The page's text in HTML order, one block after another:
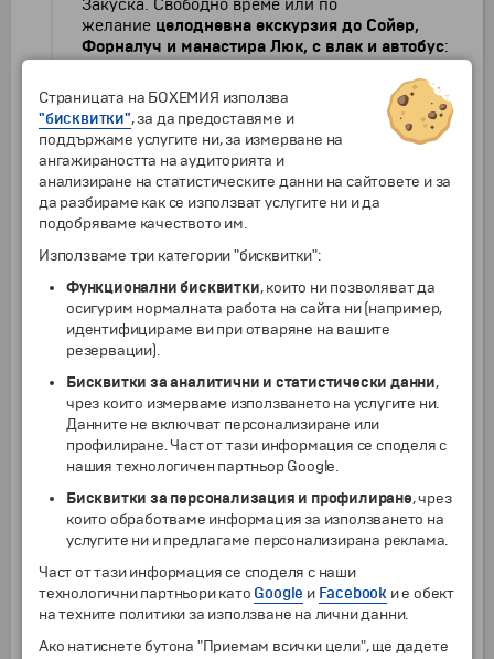
Закуска. Свободно време или по
желание целодневна екскурзия до Сойер,
Форналуч и манастира Люк, с влак и автобус:
от 1912 г. Преминавайки през портокалови,
маслинови и бадемови полета, ще се
почувствате като в уестърн филм. Пристигане
в град Сойер, разположен в най-плодородната
долина на Майорка (наричат я "златна" заради
многото цитрусови дървета). Историческият
център на града е прекрасен образец на
модернистичната архитектура, тъй като е
оформен от архитекти, последователи на
Гауди. Отпътуване с автобус към планината
Трамунтана. Спирка във Форналуч (под
закрилата на ЮНЕСКО) – селище, което със
своите каменни къщи и рисувани керемиди
съхранява атмосферата на автентичната
Майорка. Посещение на манастира "Люк", който
несъмнено е духовния център на Майорка.
Най-важната светиня тук е статуята на Черната
Мадона (Ла Маронета), за която поверието
гласи, че изпълнява желания и лекува.
селца Селва и Каймари със спирка в Инка –
трети по големина град на острова и център на
кожната индустрия. Посещение на фабрика за
кожени изделия. Връщане в хотела. Вечеря.
Нощувка.
7 Валдемоса
Страницата на БОХЕМИЯ използва
"бисквитки", за да предоставяме и
поддържаме услугите ни, за измерване на
ангажираността на аудиторията и
анализиране на статистическите данни на сайтовете и за
да разбираме как се използват услугите ни и да
подобряваме качеството им.
Използваме три категории "бисквитки":
Функционални бисквитки, които ни позволяват да
осигурим нормалната работа на сайта ни (например,
идентифицираме ви при отваряне на вашите
резервации).
Бисквитки за аналитични и статистически данни,
чрез които измерваме използването на услугите ни.
Данните не включват персонализиране или
профилиране. Част от тази информация се споделя с
нашия технологичен партньор Google.
Бисквитки за персонализация и профилиране, чрез
които обработваме информация за използването на
услугите ни и предлагаме персонализирана реклама.
Част от тази информация се споделя с наши
технологични партньори като Google и Facebook и е обект
на техните политики за използване на лични данни.
Ако натиснете бутона "Приемам всички цели", ще дадете